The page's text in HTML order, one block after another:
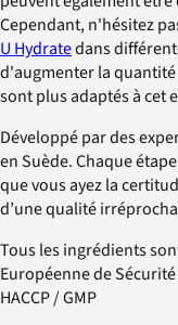
Cependant, n'hésitez
U Hydratedans
d'augmenter la
sont plus adaptés à cet
Développé par des
en Suède. Chaque
que vous ayez la
d’une qualité
Tous les ingrédients
Européenne de
HACCP / GMP